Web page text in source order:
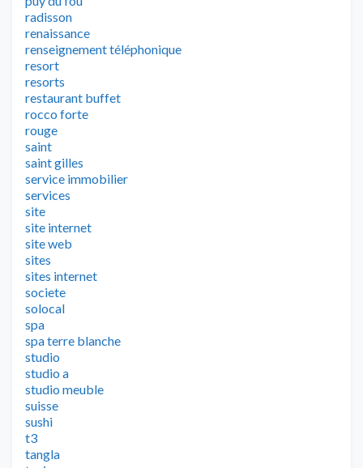
radisson
renaissance
renseignement téléphonique
resort
resorts
restaurant buffet
rocco forte
rouge
saint
saint gilles
service immobilier
services
site
site internet
site web
sites
sites internet
societe
solocal
spa
spa terre blanche
studio
studio a
studio meuble
suisse
sushi
t3
tangla